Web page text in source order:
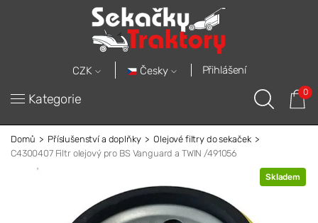
CZK Česky Přihlášení
Kategorie 0
Domů Příslušenství a doplňky
Olejové filtry do sekaček
C4300407 Filtr olejový pro BS Vanguard a TWIN /491056
Skladem